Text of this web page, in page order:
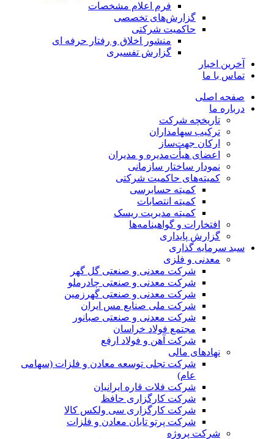
فرم اعلام مشخصات
گزارش‌های تخصصی
حاکمیت شرکتی
منشور اخلاق و رفتار حرفه­ ای
گزارش تفسیری
آخرین اخبار
تماس با ما
صفحه اصلی
درباره ما
تاریخچه شرکت
ترکیب سهامداران
ارکان جهت‌ساز
اعضای هیأت‌مدیره و مدیران
نمودار ساختار سازمانی
کمیته‌های حاکمیت شرکتی
کمیته حسابرسی
کمیته انتصابات
کمیته مدیریت ریسک
افتخارات و گواهینامه‌ها
گزارش پایداری
سبد سرمایه گذاری
معدنی و فلزی
شرکت معدنی و صنعتی گل گهر
شرکت معدنی و صنعتی چادرملو
شرکت معدنی و صنعتی گهرزمین
شرکت ملی صنایع مس ایران
شرکت معدنی و صنعتی صبانور
مجتمع فولاد خراسان
شرکت آهن و فولاد ارفع
نهادهای مالی
شرکت تجلی توسعه معادن و فلزات (سهامی
عام)
شرکت فلات قاره ایرانیان
شرکت کارگزاری حافظ
شرکت کارگزاری سی ولکس کالا
شرکت پرتو تابان معادن و فلزات
شرکت پروژه